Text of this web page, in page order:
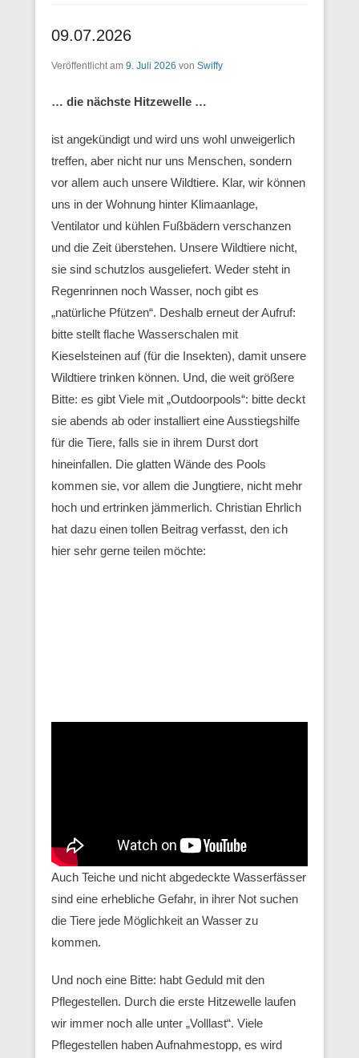
09.07.2026
Veröffentlicht am 9. Juli 2026 von Swiffy
… die nächste Hitzewelle …
ist angekündigt und wird uns wohl unweigerlich
treffen, aber nicht nur uns Menschen, sondern
vor allem auch unsere Wildtiere. Klar, wir können
uns in der Wohnung hinter Klimaanlage,
Ventilator und kühlen Fußbädern verschanzen
und die Zeit überstehen. Unsere Wildtiere nicht,
sie sind schutzlos ausgeliefert. Weder steht in
Regenrinnen noch Wasser, noch gibt es
„natürliche Pfützen“. Deshalb erneut der Aufruf:
bitte stellt flache Wasserschalen mit
Kieselsteinen auf (für die Insekten), damit unsere
Wildtiere trinken können. Und, die weit größere
Bitte: es gibt Viele mit „Outdoorpools“: bitte deckt
sie abends ab oder installiert eine Ausstiegshilfe
für die Tiere, falls sie in ihrem Durst dort
hineinfallen. Die glatten Wände des Pools
kommen sie, vor allem die Jungtiere, nicht mehr
hoch und ertrinken jämmerlich. Christian Ehrlich
hat dazu einen tollen Beitrag verfasst, den ich
hier sehr gerne teilen möchte:
Auch Teiche und nicht abgedeckte Wasserfässer
sind eine erhebliche Gefahr, in ihrer Not suchen
die Tiere jede Möglichkeit an Wasser zu
kommen.
Und noch eine Bitte: habt Geduld mit den
Pflegestellen. Durch die erste Hitzewelle laufen
wir immer noch alle unter „Volllast“. Viele
Pflegestellen haben Aufnahmestopp, es wird